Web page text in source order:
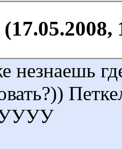
(17.05.2008,
незнаешь